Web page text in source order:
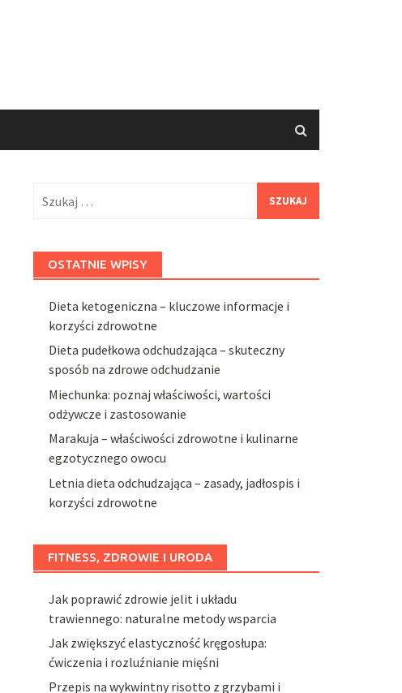
OSTATNIE WPISY
Dieta ketogeniczna – kluczowe informacje i
korzyści zdrowotne
Dieta pudełkowa odchudzająca – skuteczny
sposób na zdrowe odchudzanie
Miechunka: poznaj właściwości, wartości
odżywcze i zastosowanie
Marakuja – właściwości zdrowotne i kulinarne
egzotycznego owocu
Letnia dieta odchudzająca – zasady, jadłospis i
korzyści zdrowotne
FITNESS, ZDROWIE I URODA
Jak poprawić zdrowie jelit i układu
trawiennego: naturalne metody wsparcia
Jak zwiększyć elastyczność kręgosłupa:
ćwiczenia i rozluźnianie mięśni
Przepis na wykwintny risotto z grzybami i